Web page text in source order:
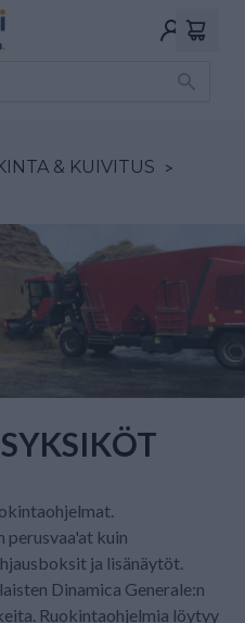
& KUIVITUS >
kuin
ja lisänäytöt.
Dinamica Generale:n
Ruokintaohjelmia löytyy